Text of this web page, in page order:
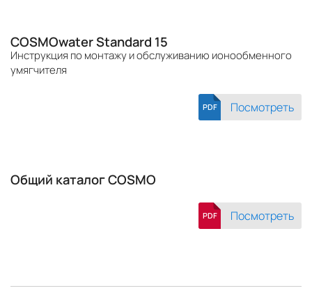
COSMOwater Standard 15
Инструкция по монтажу и обслуживанию ионообменного
умягчителя
PDF Посмотреть
Общий каталог COSMO
PDF Посмотреть